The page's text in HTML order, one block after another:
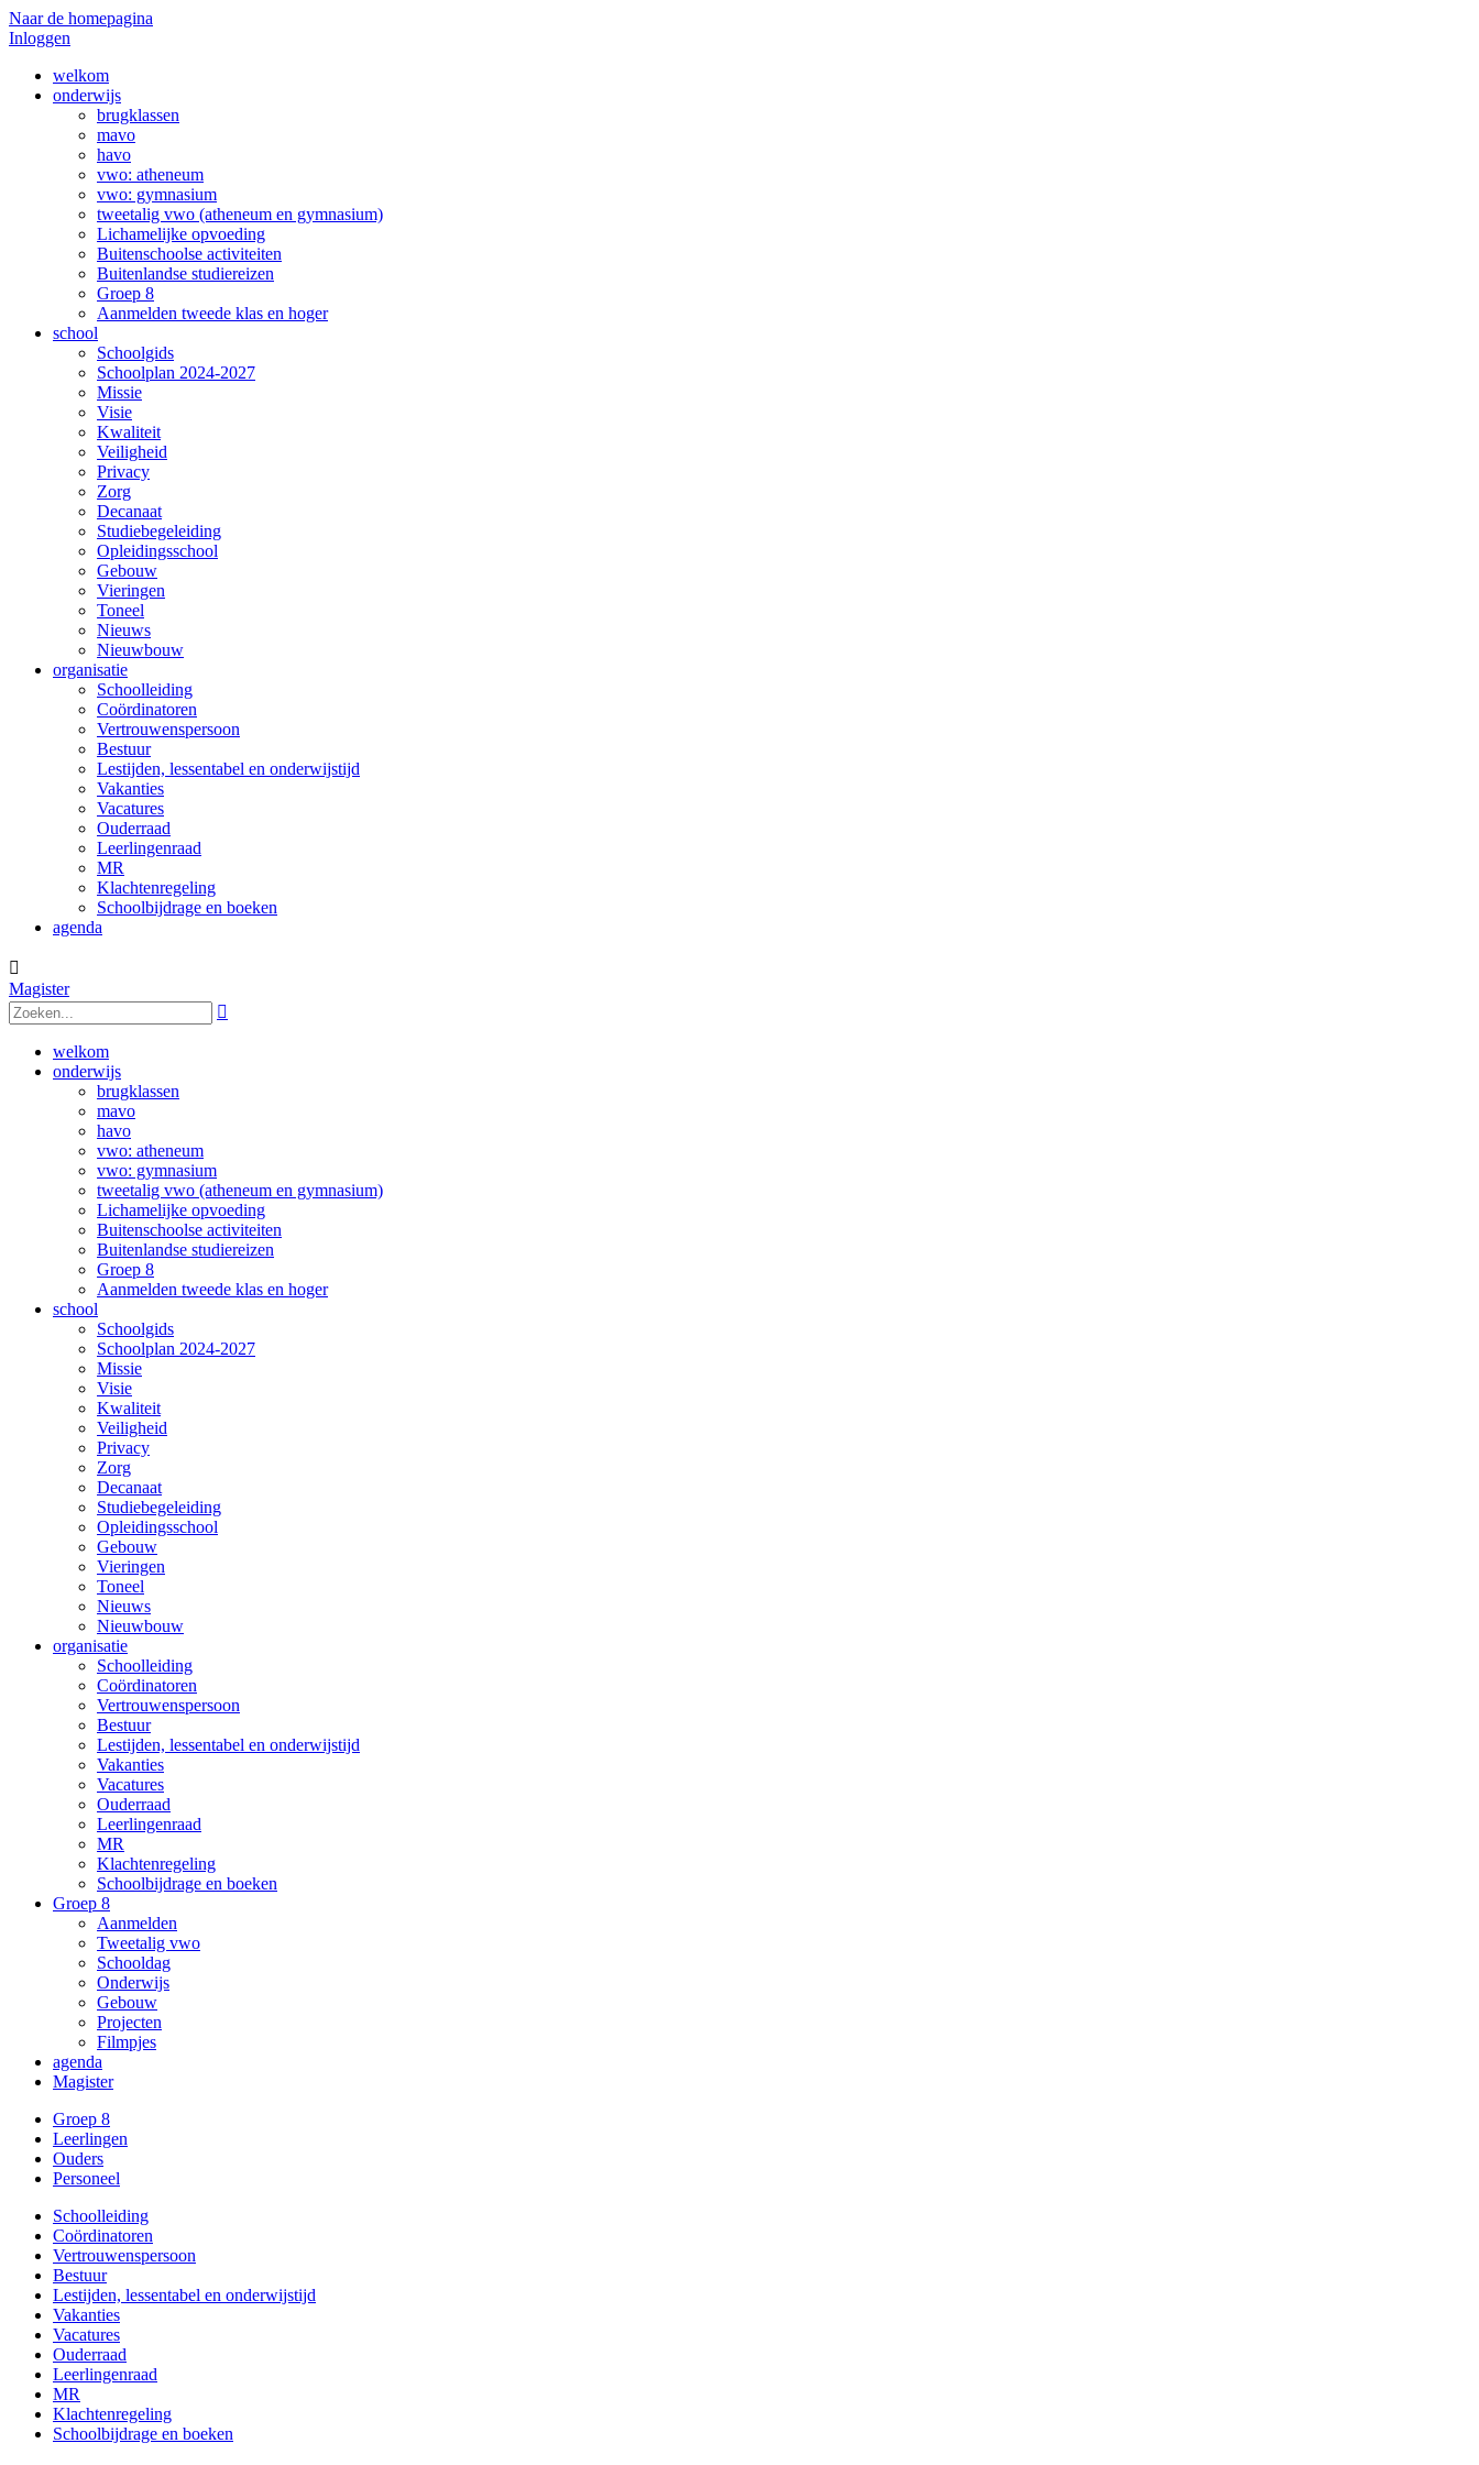
Naar de homepagina
Inloggen
welkom
onderwijs
brugklassen
mavo
havo
vwo: atheneum
vwo: gymnasium
tweetalig vwo (atheneum en gymnasium)
Lichamelijke opvoeding
Buitenschoolse activiteiten
Buitenlandse studiereizen
Groep 8
Aanmelden tweede klas en hoger
school
Schoolgids
Schoolplan 2024-2027
Missie
Visie
Kwaliteit
Veiligheid
Privacy
Zorg
Decanaat
Studiebegeleiding
Opleidingsschool
Gebouw
Vieringen
Toneel
Nieuws
Nieuwbouw
organisatie
Schoolleiding
Coördinatoren
Vertrouwenspersoon
Bestuur
Lestijden, lessentabel en onderwijstijd
Vakanties
Vacatures
Ouderraad
Leerlingenraad
MR
Klachtenregeling
Schoolbijdrage en boeken
agenda

Magister

welkom
onderwijs
brugklassen
mavo
havo
vwo: atheneum
vwo: gymnasium
tweetalig vwo (atheneum en gymnasium)
Lichamelijke opvoeding
Buitenschoolse activiteiten
Buitenlandse studiereizen
Groep 8
Aanmelden tweede klas en hoger
school
Schoolgids
Schoolplan 2024-2027
Missie
Visie
Kwaliteit
Veiligheid
Privacy
Zorg
Decanaat
Studiebegeleiding
Opleidingsschool
Gebouw
Vieringen
Toneel
Nieuws
Nieuwbouw
organisatie
Schoolleiding
Coördinatoren
Vertrouwenspersoon
Bestuur
Lestijden, lessentabel en onderwijstijd
Vakanties
Vacatures
Ouderraad
Leerlingenraad
MR
Klachtenregeling
Schoolbijdrage en boeken
Groep 8
Aanmelden
Tweetalig vwo
Schooldag
Onderwijs
Gebouw
Projecten
Filmpjes
agenda
Magister
Groep 8
Leerlingen
Ouders
Personeel
Schoolleiding
Coördinatoren
Vertrouwenspersoon
Bestuur
Lestijden, lessentabel en onderwijstijd
Vakanties
Vacatures
Ouderraad
Leerlingenraad
MR
Klachtenregeling
Schoolbijdrage en boeken